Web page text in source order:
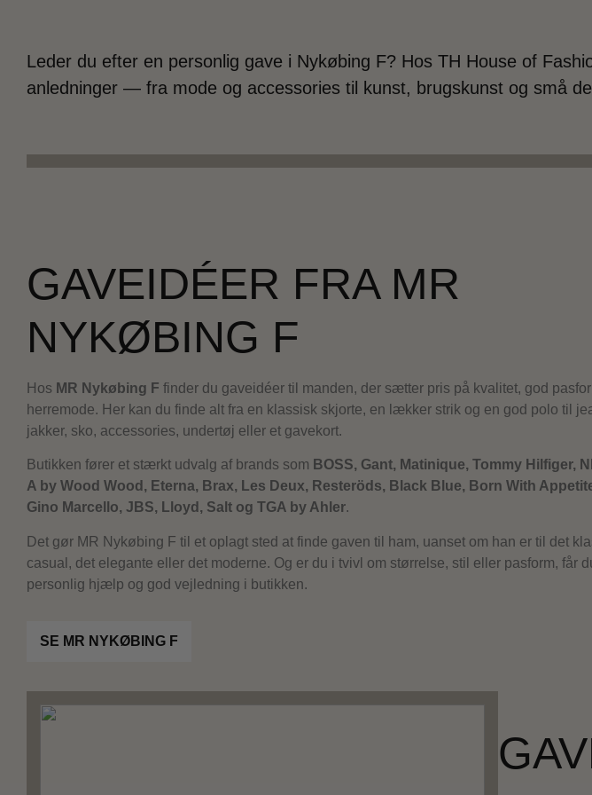
Leder du efter en personlig gave i Nykøbing F? Hos TH House of
anledninger — fra mode og accessories til kunst, brugskunst og små
GAVEIDÉER FRA MR
NYKØBING F
Hos MR Nykøbing F finder du gaveidéer til manden, der sætter pris på kvalitet, god
herremode. Her kan du finde alt fra en klassisk skjorte, en lækker strik og en god polo til
jakker, sko, accessories, undertøj eller et gavekort.
Butikken fører et stærkt udvalg af brands som BOSS, Gant, Matinique, Tommy Hilfiger,
A by Wood Wood, Eterna, Brax, Les Deux, Resteröds, Black Blue, Born With
Gino Marcello, JBS, Lloyd, Salt og TGA by Ahler.
Det gør MR Nykøbing F til et oplagt sted at finde gaven til ham, uanset om han er til det
casual, det elegante eller det moderne. Og er du i tvivl om størrelse, stil eller pasform, får
personlig hjælp og god vejledning i butikken.
SE MR NYKØBING F